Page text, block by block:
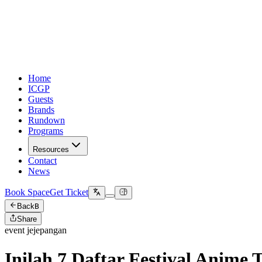
Home
ICGP
Guests
Brands
Rundown
Programs
Resources
Contact
News
Book SpaceGet Ticket
BackB
Share
event jejepangan